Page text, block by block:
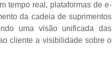
tempo real, plataformas de e-
da cadeia de suprimentos
uma visão unificada das
cliente a visibilidade sobre o